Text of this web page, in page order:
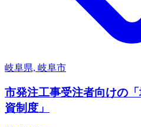
岐阜県, 岐阜市
市発注工事受注者向けの
資制度」